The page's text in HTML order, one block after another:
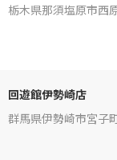
栃木県那須塩原市西
回遊館伊勢崎店
群馬県伊勢崎市宮子